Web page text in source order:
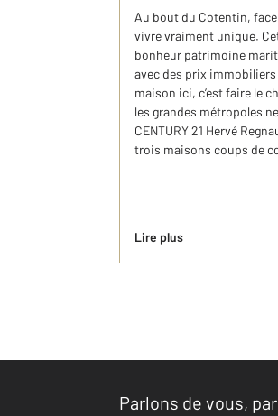
Au bout du Cotentin,
vivre vraiment unique.
bonheur patrimoine
avec des prix
maison ici, c’est faire le
les grandes métropoles
CENTURY 21 Hervé
trois maisons coups de
Lire plus
Parlons de vous,